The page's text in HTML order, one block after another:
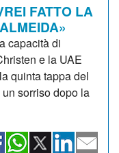
FATTO LA
capacità di
e la UAE
quinta tappa del
sorriso dopo la